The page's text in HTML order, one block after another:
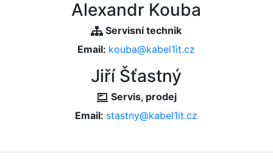
Alexandr Kouba
Servisní technik
Email: kouba@kabel1it.cz
Jiří Šťastný
Servis, prodej
Email: stastny@kabel1it.cz